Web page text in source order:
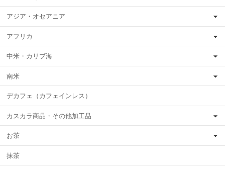
アジア・オセアニア
アフリカ
中米・カリブ海
南米
デカフェ（カフェインレス）
カスカラ商品・その他加工品
お茶
抹茶